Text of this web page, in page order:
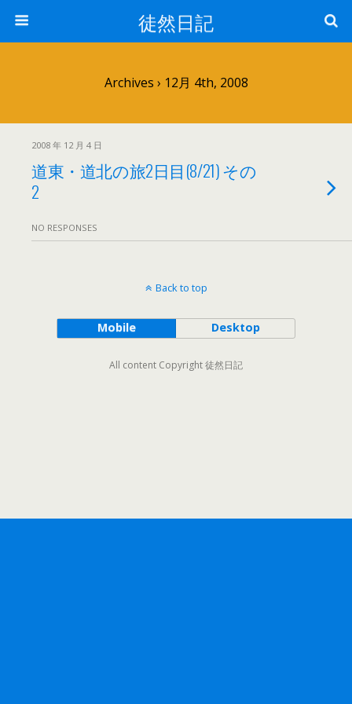
徒然日記
Archives › 12月 4th, 2008
2008 年 12 月 4 日
道東・道北の旅2日目(8/21) その
2
NO RESPONSES
Back to top
Mobile Desktop
All content Copyright 徒然日記